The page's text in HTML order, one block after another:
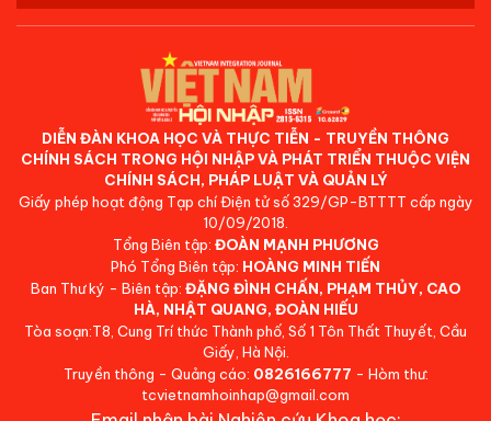
DIỄN ĐÀN KHOA HỌC VÀ THỰC TIỄN - TRUYỀN THÔNG
CHÍNH SÁCH TRONG HỘI NHẬP VÀ PHÁT TRIỂN THUỘC VIỆN
CHÍNH SÁCH, PHÁP LUẬT VÀ QUẢN LÝ
Giấy phép hoạt động Tạp chí Điện tử số 329/GP-BTTTT cấp ngày
10/09/2018.
Tổng Biên tập: ĐOÀN MẠNH PHƯƠNG
Phó Tổng Biên tập: HOÀNG MINH TIẾN
Ban Thư ký - Biên tập: ĐẶNG ĐÌNH CHẤN, PHẠM THỦY, CAO
HÀ, NHẬT QUANG, ĐOÀN HIẾU
Tòa soạn:T8, Cung Trí thức Thành phố, Số 1 Tôn Thất Thuyết, Cầu
Giấy, Hà Nội.
Truyền thông - Quảng cáo: 0826166777 - Hòm thư:
tcvietnamhoinhap@gmail.com